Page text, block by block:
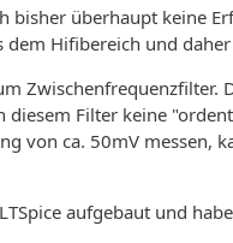
überhaupt keine
Hifibereich und
Zwischenfrequenzfilter.
Filter keine
von ca. 50mV
aufgebaut und